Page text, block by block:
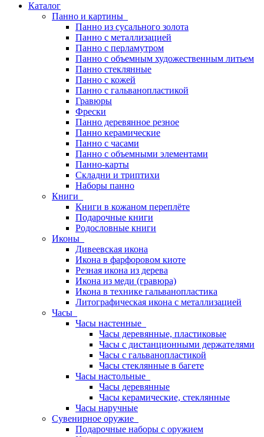
Каталог
Панно и картины
Панно из сусального золота
Панно с металлизацией
Панно с перламутром
Панно с объемным художественным литьем
Панно стеклянные
Панно с кожей
Панно с гальванопластикой
Гравюры
Фрески
Панно деревянное резное
Панно керамические
Панно с часами
Панно с объемными элементами
Панно-карты
Складни и триптихи
Наборы панно
Книги
Книги в кожаном переплёте
Подарочные книги
Родословные книги
Иконы
Дивеевская икона
Икона в фарфоровом киоте
Резная икона из дерева
Икона из меди (гравюра)
Икона в технике гальванопластика
Литографическая икона с металлизацией
Часы
Часы настенные
Часы деревянные, пластиковые
Часы с дистанционными держателями
Часы с гальванопластикой
Часы стеклянные в багете
Часы настольные
Часы деревянные
Часы керамические, стеклянные
Часы наручные
Сувенирное оружие
Подарочные наборы с оружием